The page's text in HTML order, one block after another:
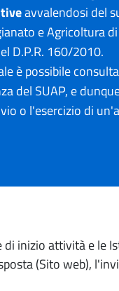
avvalendosi del
e Agricoltura
D.P.R. 160/2010.
è possibile
del SUAP, e
o l'esercizio di
di inizio attività e le
(Sito web),